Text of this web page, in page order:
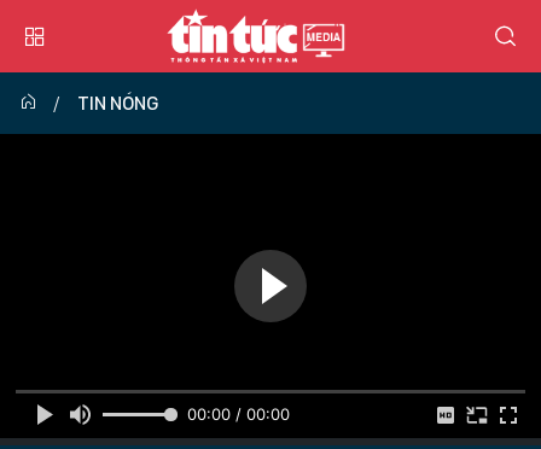
TIN NÓNG
00:00 / 00:00